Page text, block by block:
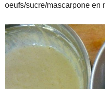
oeufs/sucre/mascarpone en